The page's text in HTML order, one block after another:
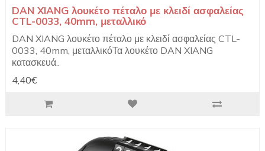
DAN XIANG λουκέτο πέταλο με κλειδί ασφαλείας
CTL-0033, 40mm, μεταλλικό
DAN XIANG λουκέτο πέταλο με κλειδί ασφαλείας CTL-
0033, 40mm, μεταλλικόΤα λουκέτο DAN XIANG
κατασκευά..
4,40€